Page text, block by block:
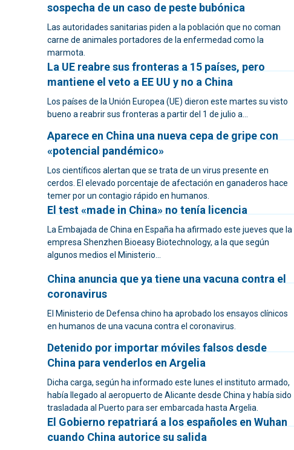
sospecha de un caso de peste bubónica
Las autoridades sanitarias piden a la población que no coman
carne de animales portadores de la enfermedad como la
marmota.
La UE reabre sus fronteras a 15 países, pero
mantiene el veto a EE UU y no a China
Los países de la Unión Europea (UE) dieron este martes su visto
bueno a reabrir sus fronteras a partir del 1 de julio a...
Aparece en China una nueva cepa de gripe con
«potencial pandémico»
Los científicos alertan que se trata de un virus presente en
cerdos. El elevado porcentaje de afectación en ganaderos hace
temer por un contagio rápido en humanos.
El test «made in China» no tenía licencia
La Embajada de China en España ha afirmado este jueves que la
empresa Shenzhen Bioeasy Biotechnology, a la que según
algunos medios el Ministerio...
China anuncia que ya tiene una vacuna contra el
coronavirus
El Ministerio de Defensa chino ha aprobado los ensayos clínicos
en humanos de una vacuna contra el coronavirus.
Detenido por importar móviles falsos desde
China para venderlos en Argelia
Dicha carga, según ha informado este lunes el instituto armado,
había llegado al aeropuerto de Alicante desde China y había sido
trasladada al Puerto para ser embarcada hasta Argelia.
El Gobierno repatriará a los españoles en Wuhan
cuando China autorice su salida